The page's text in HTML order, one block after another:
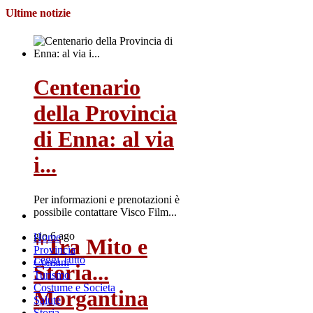
Ultime notizie
Centenario
della Provincia
di Enna: al via
i...
Per informazioni e prenotazioni è
possibile contattare Visco Film...
gio 6 ago
Leggi Tutto
"Tra Mito e
Storia...
Morgantina
Home
Provincia
Comuni
Turismo
Costume e Societa
Salute